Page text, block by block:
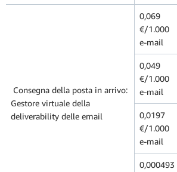
Consegna della posta in arrivo:
Gestore virtuale della
deliverability delle email
0,069
€/1.000
e-mail
0,049
€/1.000
e-mail
0,0197
€/1.000
e-mail
0,000493